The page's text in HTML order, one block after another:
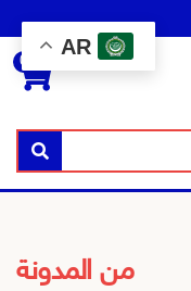
بحث
0
من المدونة
AR